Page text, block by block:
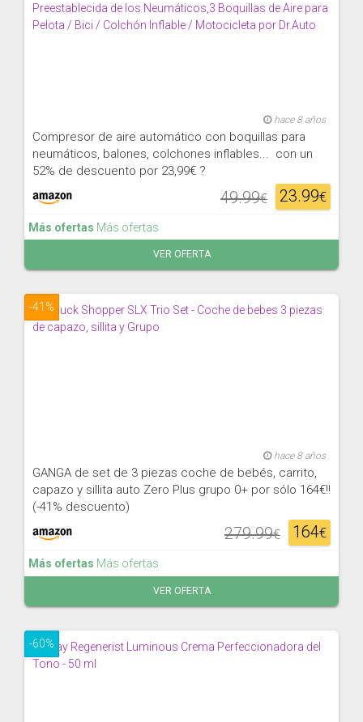
hace 8 años
Compresor de aire automático con boquillas para
neumáticos, balones, colchones inflables... con un
52% de descuento por 23,99€ ?
23.99€
49.99€
Más ofertas Más ofertas
VER OFERTA
-41%
hace 8 años
GANGA de set de 3 piezas coche de bebés, carrito,
capazo y sillita auto Zero Plus grupo 0+ por sólo 164€!!
(-41% descuento)
164€
279.99€
Más ofertas Más ofertas
VER OFERTA
-60%